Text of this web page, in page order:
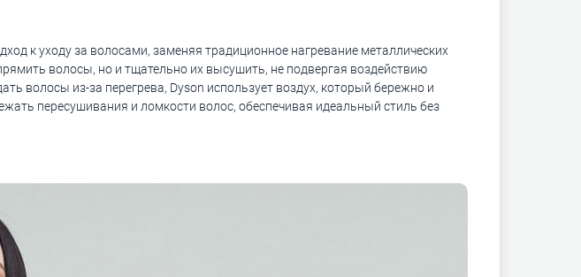
к уходу за волосами, заменяя традиционное нагревание металлических
волосы, но и тщательно их высушить, не подвергая воздействию
волосы из-за перегрева, Dyson использует воздух, который бережно и
пересушивания и ломкости волос, обеспечивая идеальный стиль без